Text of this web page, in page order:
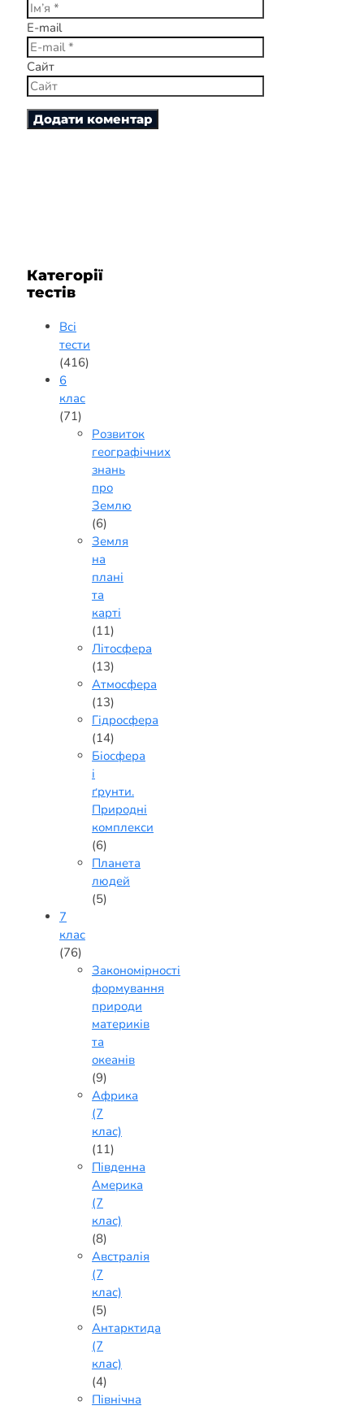
E-mail
Сайт
Категорії
тестів
Всі
тести
(416)
6
клас
(71)
Розвиток
географічних
знань
про
Землю
(6)
Земля
на
плані
та
карті
(11)
Літосфера
(13)
Атмосфера
(13)
Гідросфера
(14)
Біосфера
і
ґрунти.
Природні
комплекси
(6)
Планета
людей
(5)
7
клас
(76)
Закономірності
формування
природи
материків
та
океанів
(9)
Африка
(7
клас)
(11)
Південна
Америка
(7
клас)
(8)
Австралія
(7
клас)
(5)
Антарктида
(7
клас)
(4)
Північна